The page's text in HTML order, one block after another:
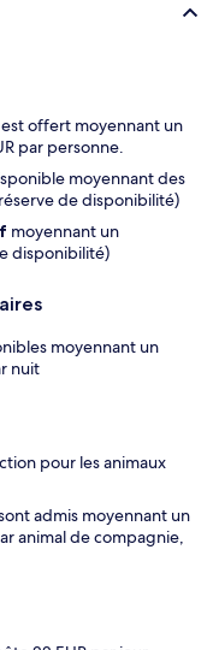
est offert moyennant un
par personne.
moyennant des
de disponibilité)
moyennant un
disponibilité)
moyennant un
nuit
pour les animaux
admis moyennant un
animal de compagnie,